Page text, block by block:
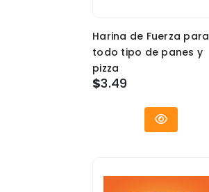
Harina de Fuerza para
todo tipo de panes y
pizza
$3.49